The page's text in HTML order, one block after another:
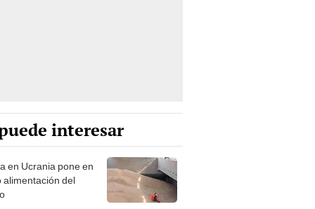
interesar
en Ucrania pone en
alimentación del